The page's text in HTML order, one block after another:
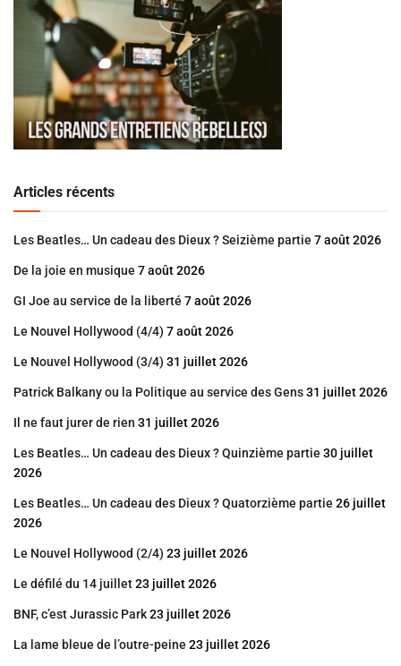
Articles récents
Les Beatles… Un cadeau des Dieux ? Seizième partie 7 août 2026
De la joie en musique 7 août 2026
GI Joe au service de la liberté 7 août 2026
Le Nouvel Hollywood (4/4) 7 août 2026
Le Nouvel Hollywood (3/4) 31 juillet 2026
Patrick Balkany ou la Politique au service des Gens31 juillet 2026
Il ne faut jurer de rien 31 juillet 2026
Les Beatles… Un cadeau des Dieux ? Quinzième partie 30 juillet
2026
Les Beatles… Un cadeau des Dieux ? Quatorzième partie 26 juillet
2026
Le Nouvel Hollywood (2/4) 23 juillet 2026
Le défilé du 14 juillet23 juillet 2026
BNF, c’est Jurassic Park23 juillet 2026
La lame bleue de l’outre-peine 23 juillet 2026